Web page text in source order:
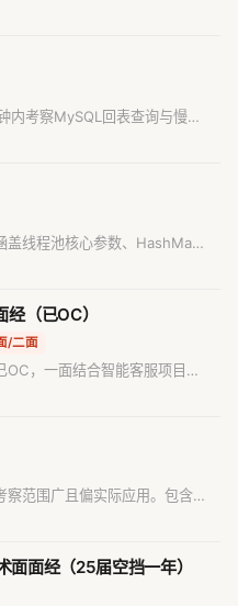
引建立、接口QPS预估与压测
内考察MySQL回表查询与慢查
化方案、Spring事务传播机
盖线程池核心参数、HashMap
器、MySQL索引优化、
（已OC）
/二面
，一面结合智能客服项目考
限隔离及MCP协议的通信方
察范围广且偏实际应用。包含
法、Java集合框架、
ELK日志系统及接口幂等设
面经（25届空挡一年）